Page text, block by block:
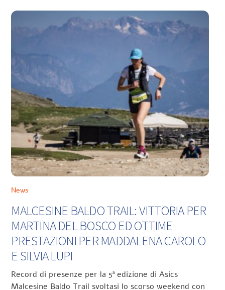
News
MALCESINE BALDO TRAIL: VITTORIA PER
MARTINA DEL BOSCO ED OTTIME
PRESTAZIONI PER MADDALENA CAROLO
E SILVIA LUPI
Record di presenze per la 5ª edizione di Asics
Malcesine Baldo Trail svoltasi lo scorso weekend con